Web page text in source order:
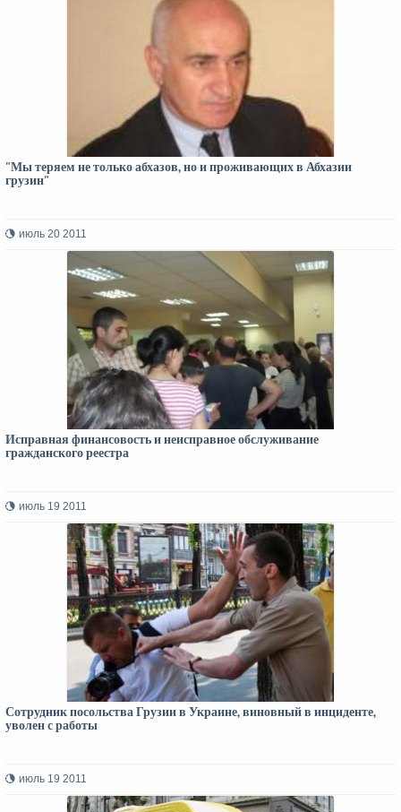
"Мы теряем не только абхазов, но и проживающих в Абхазии
грузин"
июль 20 2011
Исправная финансовость и неисправное обслуживание
гражданского реестра
июль 19 2011
Сотрудник посольства Грузии в Украине, виновный в инциденте,
уволен с работы
июль 19 2011